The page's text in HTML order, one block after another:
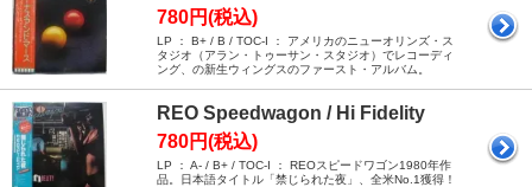
780円(税込)
LP ： B+ / B / TOC-I ： アメリカのニューオリンズ・ス
タジオ（アラン・トゥーサン・スタジオ）でレコーディ
ング、の新生ウィングスのファースト・アルバム。
REO Speedwagon / Hi Fidelity
780円(税込)
LP ： A- / B+ / TOC-I ： REOスピードワゴン1980年作
品。日本語タイトル「禁じられた夜」、全米No.1獲得！